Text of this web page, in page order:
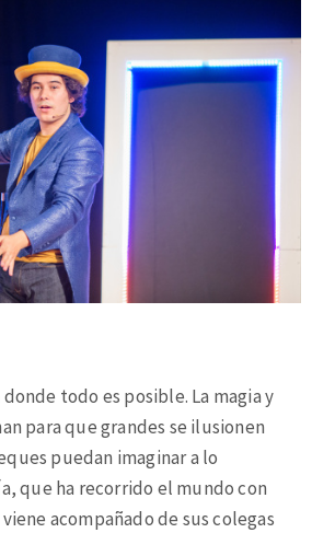
todo es posible. La magia y
para que grandes se ilusionen
puedan imaginar a lo
que ha recorrido el mundo con
acompañado de sus colegas